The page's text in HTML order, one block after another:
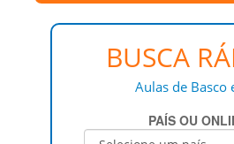
BUSCA
Aulas de Basco
PAÍS OU